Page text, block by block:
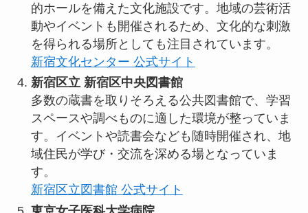
的ホールを備えた文化施設です。地域の芸術活
動やイベントも開催されるため、文化的な刺激
を得られる場所としても注目されています。
新宿文化センター 公式サイト
新宿区立 新宿区中央図書館
多数の蔵書を取りそろえる公共図書館で、学習
スペースや調べものに適した環境が整っていま
す。イベントや読書会なども随時開催され、地
域住民が学び・交流を深める場となっていま
す。
新宿区立図書館 公式サイト